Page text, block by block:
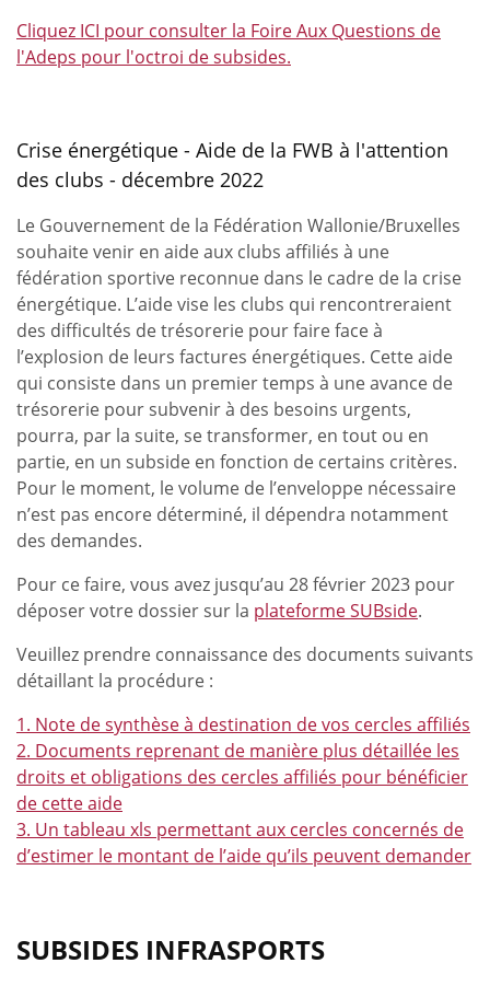
Cliquez ICI pour consulter la Foire Aux Questions de
l'Adeps pour l'octroi de subsides.
Crise énergétique - Aide de la FWB à l'attention
des clubs - décembre 2022
Le Gouvernement de la Fédération Wallonie/Bruxelles
souhaite venir en aide aux clubs affiliés à une
fédération sportive reconnue dans le cadre de la crise
énergétique. L’aide vise les clubs qui rencontreraient
des difficultés de trésorerie pour faire face à
l’explosion de leurs factures énergétiques. Cette aide
qui consiste dans un premier temps à une avance de
trésorerie pour subvenir à des besoins urgents,
pourra, par la suite, se transformer, en tout ou en
partie, en un subside en fonction de certains critères.
Pour le moment, le volume de l’enveloppe nécessaire
n’est pas encore déterminé, il dépendra notamment
des demandes.
Pour ce faire, vous avez jusqu’au 28 février 2023 pour
déposer votre dossier sur la plateforme SUBside.
Veuillez prendre connaissance des documents suivants
détaillant la procédure :
1. Note de synthèse à destination de vos cercles affiliés
2. Documents reprenant de manière plus détaillée les
droits et obligations des cercles affiliés pour bénéficier
de cette aide
3. Un tableau xls permettant aux cercles concernés de
d’estimer le montant de l’aide qu’ils peuvent demander
SUBSIDES INFRASPORTS